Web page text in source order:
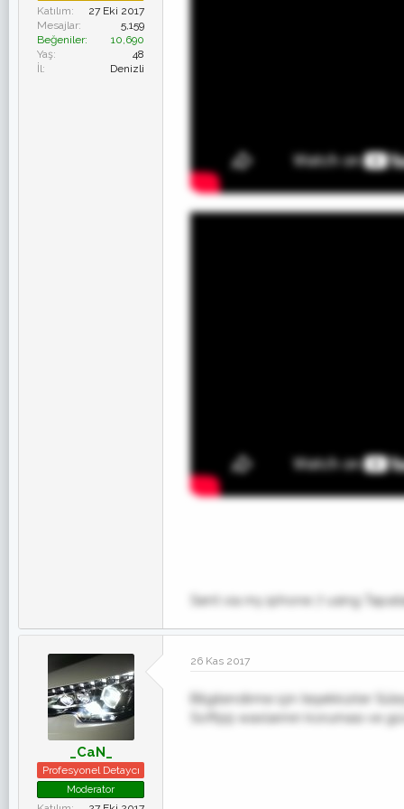
Katılım
27 Eki 2017
Mesajlar
5,159
Beğeniler
10,690
Yaş
48
İl
Denizli
Sent via my iphone 7 using
_CaN_
Profesyonel Detaycı
Moderator
26 Kas 2017
Bilgilendirme için teşekkürler
Soft99 waxlarının koruması ve